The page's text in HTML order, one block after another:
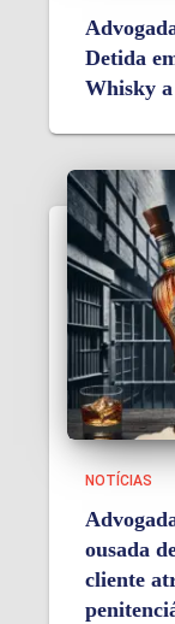
Detida
Whisky
NOTÍCIAS
ousada
cliente